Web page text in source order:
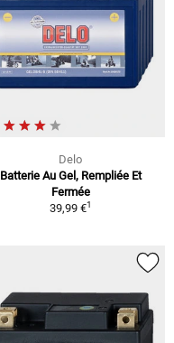
Delo
Batterie Au Gel, Rempliée Et
Fermée
39,99 €1